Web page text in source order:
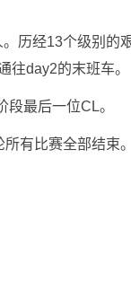
历经13个级别的
往day2的末班车。
最后一位CL。
有比赛全部结束